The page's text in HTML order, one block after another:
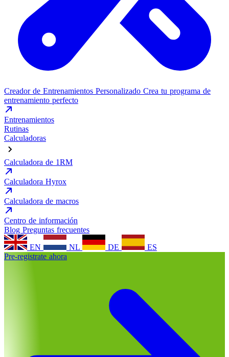
Creador de Entrenamientos Personalizado Crea tu programa de
entrenamiento perfecto
Entrenamientos
Rutinas
Calculadoras
Calculadora de 1RM
Calculadora Hyrox
Calculadora de macros
Centro de información
Blog Preguntas frecuentes
EN
NL DE
ES
Pre-registrate ahora